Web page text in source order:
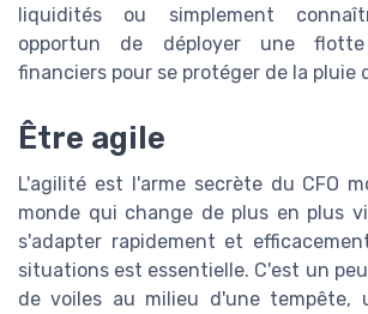
liquidités ou simplement
opportun de déployer une
financiers pour se protéger de la pluie
Être agile
L'agilité est l'arme secrète du CFO
monde qui change de plus en plus
s'adapter rapidement et
situations est essentielle. C'est un
de voiles au milieu d'une tempête,